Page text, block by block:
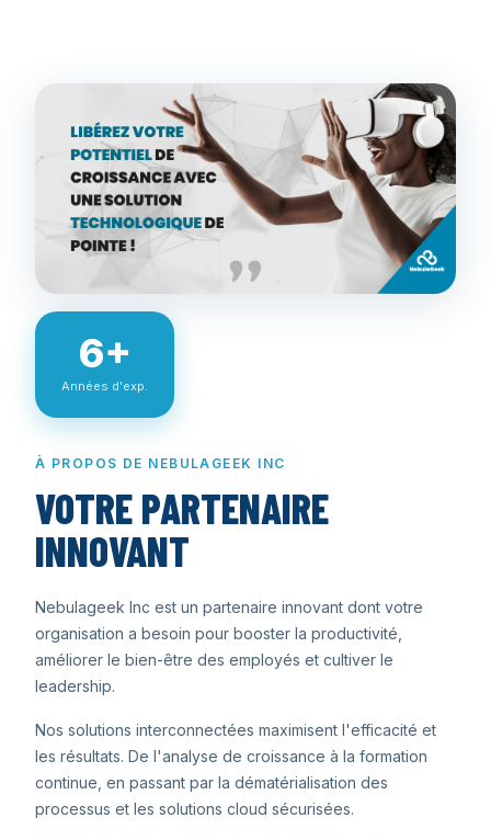
6+
Années d'exp.
À PROPOS DE NEBULAGEEK INC
VOTRE PARTENAIRE
INNOVANT
Nebulageek Inc est un partenaire innovant dont votre
organisation a besoin pour booster la productivité,
améliorer le bien-être des employés et cultiver le
leadership.
Nos solutions interconnectées maximisent l'efficacité et
les résultats. De l'analyse de croissance à la formation
continue, en passant par la dématérialisation des
processus et les solutions cloud sécurisées.